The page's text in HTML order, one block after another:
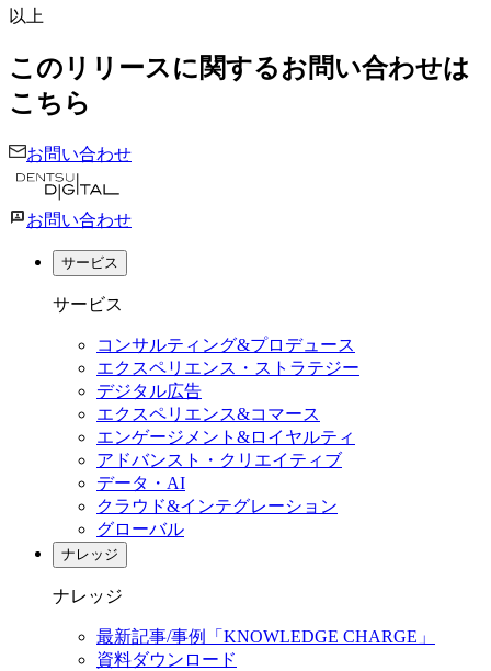
以上
このリリースに関するお問い合わせは
こちら
お問い合わせ
お問い合わせ
サービス
サービス
コンサルティング&プロデュース
エクスペリエンス・ストラテジー
デジタル広告
エクスペリエンス&コマース
エンゲージメント&ロイヤルティ
アドバンスト・クリエイティブ
データ・AI
クラウド&インテグレーション
グローバル
ナレッジ
ナレッジ
最新記事/事例「KNOWLEDGE CHARGE」
資料ダウンロード